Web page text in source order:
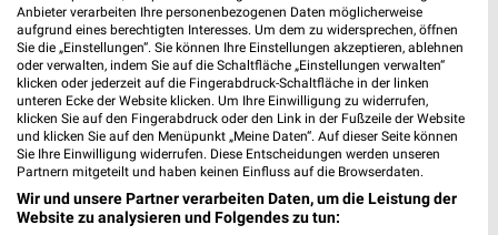
8,3 km
Angebote ab 08.08.
Gültig bis Fr. 14.08.
0,4 km
Angebote ab 17.08.
Gültig ab Mo. 17.08.
Kaufland PENNY
Anbieter verarbeiten Ihre personenbezogenen Daten möglicherweise
aufgrund eines berechtigten Interesses. Um dem zu widersprechen, öffnen
Sie die „Einstellungen“. Sie können Ihre Einstellungen akzeptieren, ablehnen
oder verwalten, indem Sie auf die Schaltfläche „Einstellungen verwalten“
klicken oder jederzeit auf die Fingerabdruck-Schaltfläche in der linken
unteren Ecke der Website klicken. Um Ihre Einwilligung zu widerrufen,
klicken Sie auf den Fingerabdruck oder den Link in der Fußzeile der Website
und klicken Sie auf den Menüpunkt „Meine Daten“. Auf dieser Seite können
Sie Ihre Einwilligung widerrufen. Diese Entscheidungen werden unseren
Partnern mitgeteilt und haben keinen Einfluss auf die Browserdaten.
Wir und unsere Partner verarbeiten Daten, um die Leistung der
Website zu analysieren und Folgendes zu tun: